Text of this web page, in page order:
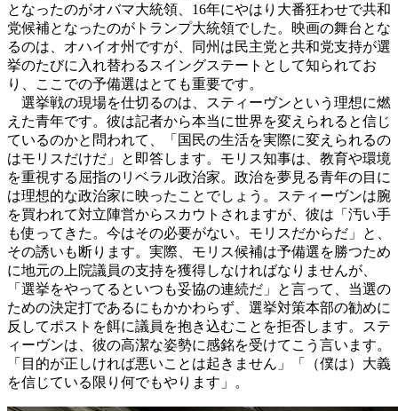
となったのがオバマ大統領、16年にやはり大番狂わせで共和
党候補となったのがトランプ大統領でした。映画の舞台とな
るのは、オハイオ州ですが、同州は民主党と共和党支持が選
挙のたびに入れ替わるスイングステートとして知られてお
り、ここでの予備選はとても重要です。
選挙戦の現場を仕切るのは、スティーヴンという理想に燃
えた青年です。彼は記者から本当に世界を変えられると信じ
ているのかと問われて、「国民の生活を実際に変えられるの
はモリスだけだ」と即答します。モリス知事は、教育や環境
を重視する屈指のリベラル政治家。政治を夢見る青年の目に
は理想的な政治家に映ったことでしょう。スティーヴンは腕
を買われて対立陣営からスカウトされますが、彼は「汚い手
も使ってきた。今はその必要がない。モリスだからだ」と、
その誘いも断ります。実際、モリス候補は予備選を勝つため
に地元の上院議員の支持を獲得しなければなりませんが、
「選挙をやってるといつも妥協の連続だ」と言って、当選の
ための決定打であるにもかかわらず、選挙対策本部の勧めに
反してポストを餌に議員を抱き込むことを拒否します。ステ
ィーヴンは、彼の高潔な姿勢に感銘を受けてこう言います。
「目的が正しければ悪いことは起きません」「（僕は）大義
を信じている限り何でもやります」。